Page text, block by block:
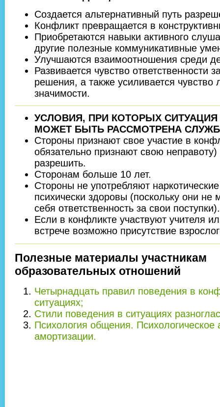
Создается альтернативный путь
Конфликт превращается в
Приобретаются навыки активного
другие полезные коммуникативные
Улучшаются взаимоотношения среди
Развивается чувство ответственности
решения, а также усиливается чувство
значимости.
УСЛОВИЯ, ПРИ КОТОРЫХ
МОЖЕТ БЫТЬ РАССМОТРЕНА
Стороны признают свое участие в
обязательно признают свою
разрешить.
Сторонам больше 10 лет.
Стороны не употребляют
психически здоровы (поскольку они не
себя ответственность за свои поступки).
Если в конфликте участвуют учителя
встрече возможно присутствие
Полезные материалы участникам
образовательных отношений
Четырнадцать правил поведения в
ситуациях;
Стили поведения в ситуациях
Психология общения. Психологическое
амортизации.